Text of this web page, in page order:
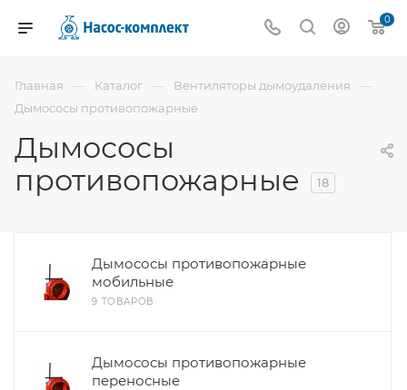
0
Главная — Каталог — Вентиляторы дымоудаления —
Дымососы противопожарные
Дымососы
противопожарные
18
Дымососы противопожарные
мобильные
9 ТОВАРОВ
Дымососы противопожарные
переносные